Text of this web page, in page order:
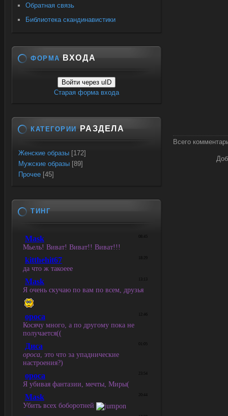
Всего
Обратная связь
Библиотека скандинавистики
ФОРМА ВХОДА
Войти через uID
Старая форма входа
КАТЕГОРИИ РАЗДЕЛА
Женские образы [172]
Мужские образы [89]
Прочее [45]
ТИНГ